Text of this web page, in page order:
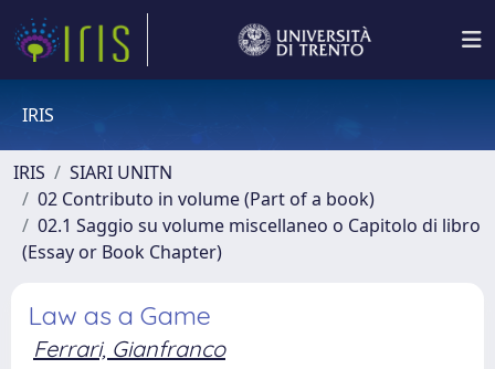
IRIS
IRIS
SIARI UNITN
02 Contributo in volume (Part of a book)
02.1 Saggio su volume miscellaneo o Capitolo di libro
(Essay or Book Chapter)
Law as a Game
Ferrari, Gianfranco